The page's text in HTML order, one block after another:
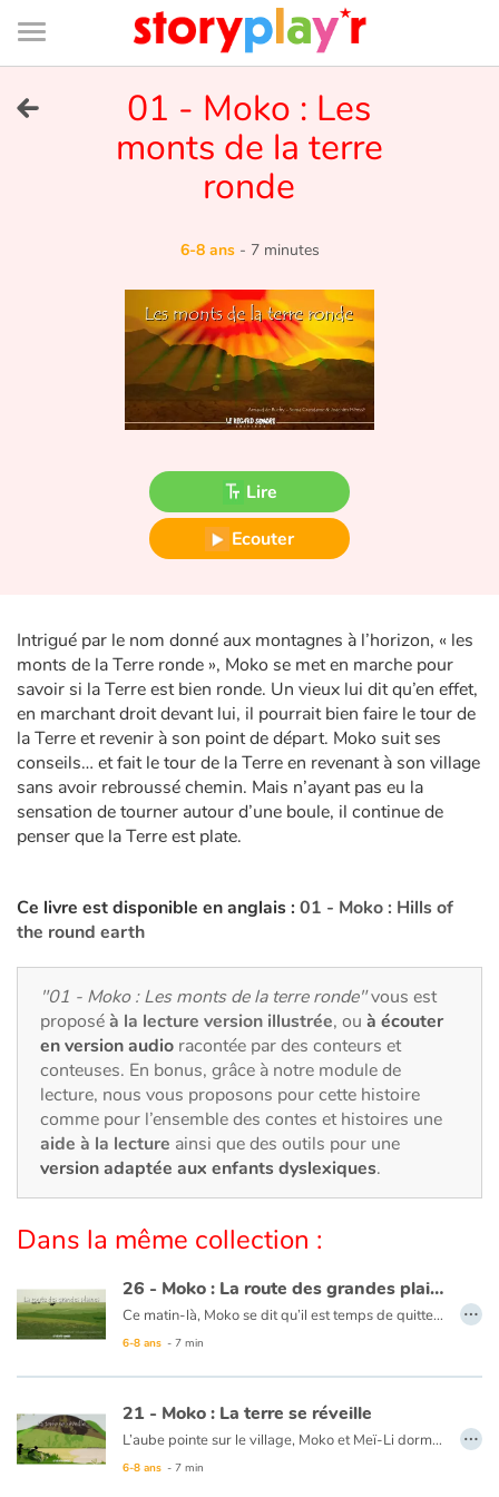
Connexion
Bibliothèque
de
page
Je me connecte
Bibliothèque
Fable, mythe, littérature et poésie
Princesses et princes, rois, reines et dragons
Héroïnes et héros
Écologie, nature, saisons
Les animaux
Voyage, épopée, enquête, aventure
Autour du monde
Art, espace, activité
Documentaires
En famille
Quotidien et loisirs
Fêtes et évènements
Amour et amitié
Sujets de société
Émotions et sentiments
01 - Moko : Les
monts de la terre
ronde
6-8 ans- 7 minutes
Lire
Ecouter
Intrigué par le nom donné aux montagnes à l’horizon, « les
monts de la Terre ronde », Moko se met en marche pour
savoir si la Terre est bien ronde. Un vieux lui dit qu’en effet,
en marchant droit devant lui, il pourrait bien faire le tour de
la Terre et revenir à son point de départ. Moko suit ses
conseils… et fait le tour de la Terre en revenant à son village
sans avoir rebroussé chemin. Mais n’ayant pas eu la
sensation de tourner autour d’une boule, il continue de
penser que la Terre est plate.
Ce livre est disponible en anglais : 01 - Moko : Hills of
the round earth
"01 - Moko : Les monts de la terre ronde"vous est
proposéà la lecture version illustrée, ou à écouter
en version audio racontée par des conteurs et
conteuses. En bonus, grâce à notre module de
lecture, nous vous proposons pour cette histoire
comme pour l’ensemble des contes et histoires une
aide à la lecture ainsi que des outils pour une
version adaptée aux enfants dyslexiques.
Dans la même collection :
26 - Moko : La route des grandes plaines
Ce matin-là, Moko se dit qu’il est temps de quitter le pays de Meï-Li, il prépare sa pirogue. Un homme vient lui expliquer qu’il doit prendre la route des grandes plaines pour continuer son voyage. Moko rentre au village dire adieu à Meï-Li. Moko se met en chemin et un matin, il atteint cette fameuse route où l’horizon est infini. Le vent se lève et une bourrasque fait tomber Moko. En voyant sa pierre par terre, Moko pense à Meï-Li et se dit qu’il doit continuer pour ceux qu’il laisse. Il avance, serrant contre lui la pierre précieuse. Le cœur de Moko reprend espoir car il sait qu’un jour, son voyage prendra fin en le ramenant à ceux qu’ils aiment.
Ce livre est disponible en anglais :26 - Moko : The route of the great plains
6-8 ans - 7 min
…
21 - Moko : La terre se réveille
L’aube pointe sur le village, Moko et Meï-Li dorment profondément. Tout d’un coup, un bruit les réveille. Ils décident d’aller voir ce qui se passe et se cachent derrière un rocher. Ils rencontrent un pêcheur qui n’est nullement inquiet et embarque. Meï-Li tremble de peur, Moko lui demande donc de chanter pour que la terre arrête de trembler. Elle chante et peu de temps après le calme revient. Moko et Meï-Li retournent donc au village, persuadés que la terre dort tellement que quelquefois elle se réveille pour entendre chanter ceux qui marchent sur son dos.
6-8 ans - 7 min
…